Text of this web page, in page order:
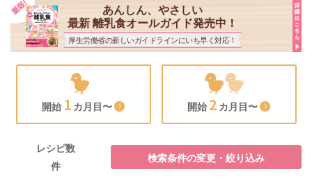
あんしん、やさしい
最新 離乳食オールガイド発売中！
厚生労働省の新しいガイドラインにいち早く対応！
開始 1 カ月目〜 開始 2 カ月目〜
レシピ数
件
検索条件の変更・絞り込み